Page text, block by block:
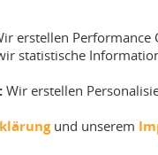
bestehend
Aufgabengebiete
Kunden auf der
konnten. Die
erstellen Performance
statistische
Wir erstellen
und unserem